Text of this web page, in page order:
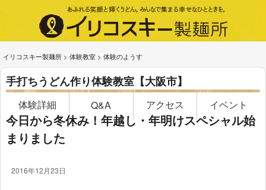
イリコスキー製麺所 > 体験教室 > 体験のようす
手打ちうどん作り体験教室【大阪市】
体験詳細 Q&A アクセス イベント
今日から冬休み！年越し・年明けスペシャル始
まりました
2016年12月23日